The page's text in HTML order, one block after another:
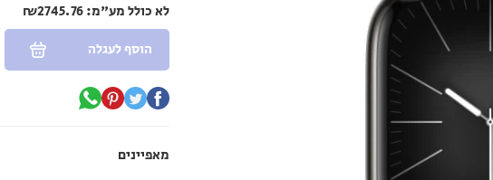
לא כולל מע"מ:
הוסף לעגלה
מאפיינים